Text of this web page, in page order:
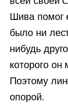
Шива помог
было ни
нибудь
которого он
Поэтому
опорой.